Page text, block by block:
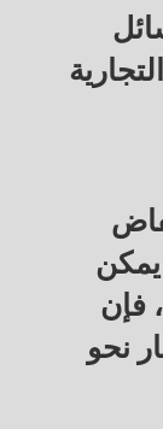
يمكن
دولارا، فإن
نحو